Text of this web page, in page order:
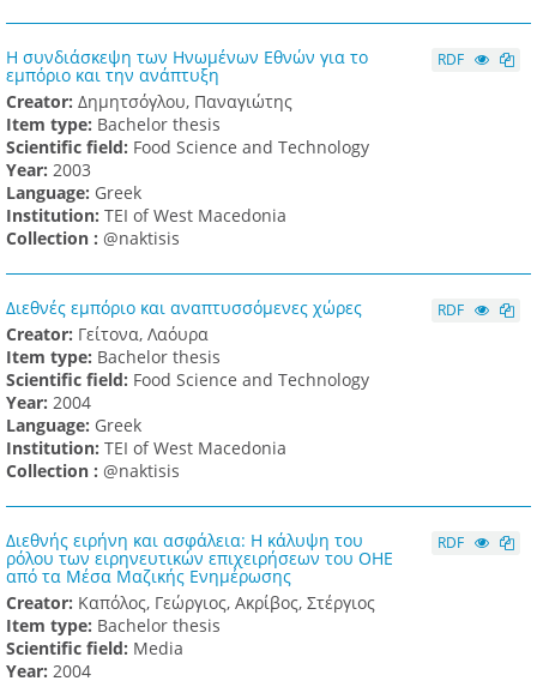
Η συνδιάσκεψη των Ηνωμένων Εθνών για το
εμπόριο και την ανάπτυξη
Creator: Δημητσόγλου, Παναγιώτης
Item type: Bachelor thesis
Scientific field: Food Science and Technology
Υear: 2003
Language: Greek
Institution: TEI of West Macedonia
Collection : @naktisis
RDF
Διεθνές εμπόριο και αναπτυσσόμενες χώρες
Creator: Γείτονα, Λαόυρα
Item type: Bachelor thesis
Scientific field: Food Science and Technology
Υear: 2004
Language: Greek
Institution: TEI of West Macedonia
Collection : @naktisis
RDF
Διεθνής ειρήνη και ασφάλεια: Η κάλυψη του
ρόλου των ειρηνευτικών επιχειρήσεων του ΟΗΕ
από τα Μέσα Μαζικής Ενημέρωσης
Creator: Καπόλος, Γεώργιος, Ακρίβος, Στέργιος
Item type: Bachelor thesis
Scientific field: Media
Υear: 2004
RDF